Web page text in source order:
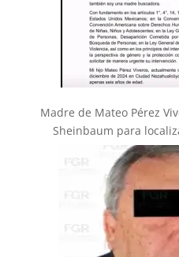
Madre de Mateo Pérez
Sheinbaum para